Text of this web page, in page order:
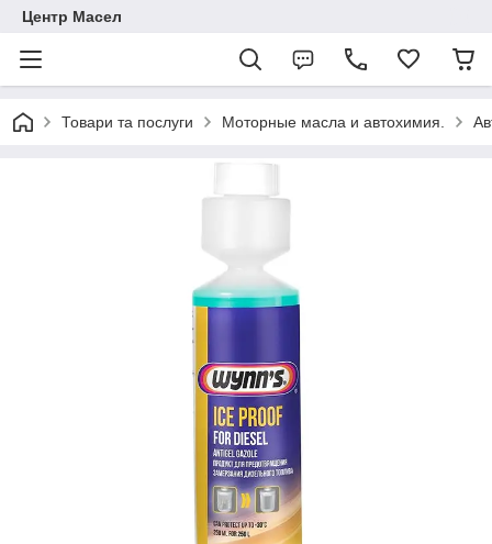
Центр Масел
Товари та послуги Моторные масла и автохимия.